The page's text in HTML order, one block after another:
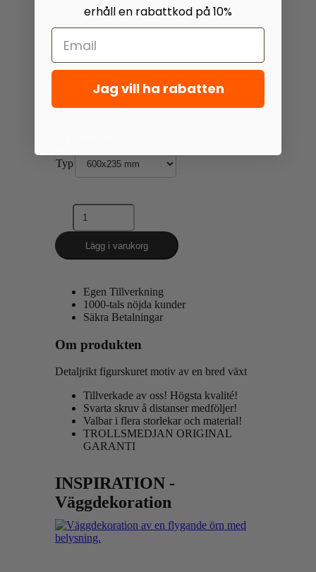
Typ
Lägg i varukorg
Egen Tillverkning
1000-tals nöjda kunder
Säkra Betalningar
Om produkten
Detaljrikt figurskuret motiv av en bred växt
Tillverkade av oss! Högsta kvalité!
Svarta skruv å distanser medföljer!
Valbar i flera storlekar och material!
TROLLSMEDJAN ORIGINAL
GARANTI
INSPIRATION -
Väggdekoration
erhåll en rabattkod på 10%
Jag vill ha rabatten